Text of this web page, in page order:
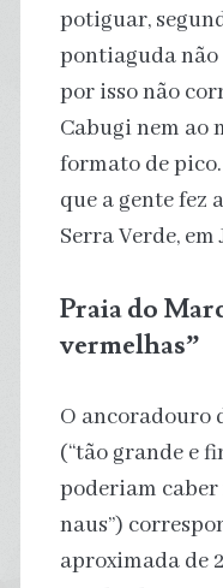
potiguar,
pontiaguda não
por isso não
Cabugi nem ao
formato de
que a gente fez
Serra Verde, em
Praia do
vermelhas”
O ancoradouro
(“tão grande e
poderiam caber
naus”)
aproximada de